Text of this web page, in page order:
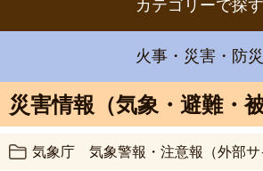
カテゴリーで探す
災害情報（気象・避難・被
気象庁 気象警報・注意報（外部サ
火事・災害・防災